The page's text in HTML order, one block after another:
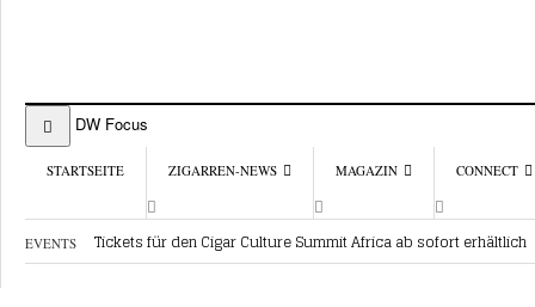
DW Focus
STARTSEITE ZIGARREN-NEWS
RATINGS & AWARDS
BEST BUY
MAGAZIN
ÜBER DAS MAGAZIN
CONNECT
SHOPS &
EVENTS
Tickets für den Cigar Culture Summit Africa ab sofort erhältlich
Rumgenuss und Karibikflair in Wien